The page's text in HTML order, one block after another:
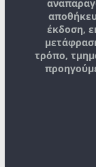
έκδοση,
τρόπο,